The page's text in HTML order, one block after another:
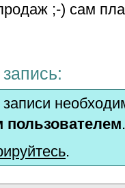
;-) сам
пользователем.
.